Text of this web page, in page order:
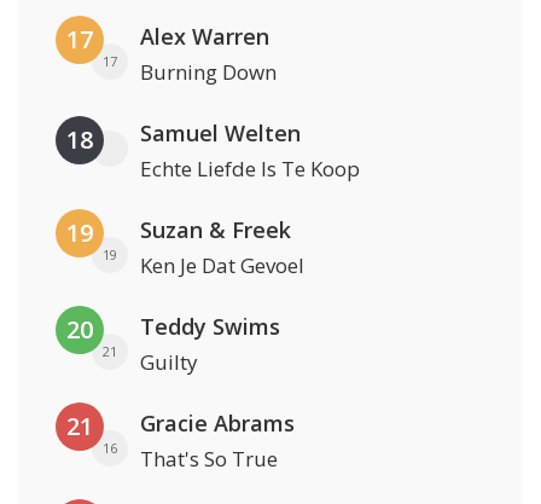
17
17
Alex Warren
Burning Down
18 Samuel Welten
Echte Liefde Is Te Koop
19
19
Suzan & Freek
Ken Je Dat Gevoel
20
21
Teddy Swims
Guilty
21
16
Gracie Abrams
That's So True